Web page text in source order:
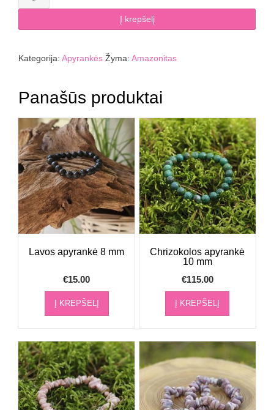
kiekis:
apyrankė
Į krepšelį
Kategorija: Apyrankės Žyma: Amazonitas
Panašūs produktai
Lavos apyrankė 8 mm
€15.00
Į KREPŠELĮ
Chrizokolos apyrankė
10 mm
€115.00
Į KREPŠELĮ